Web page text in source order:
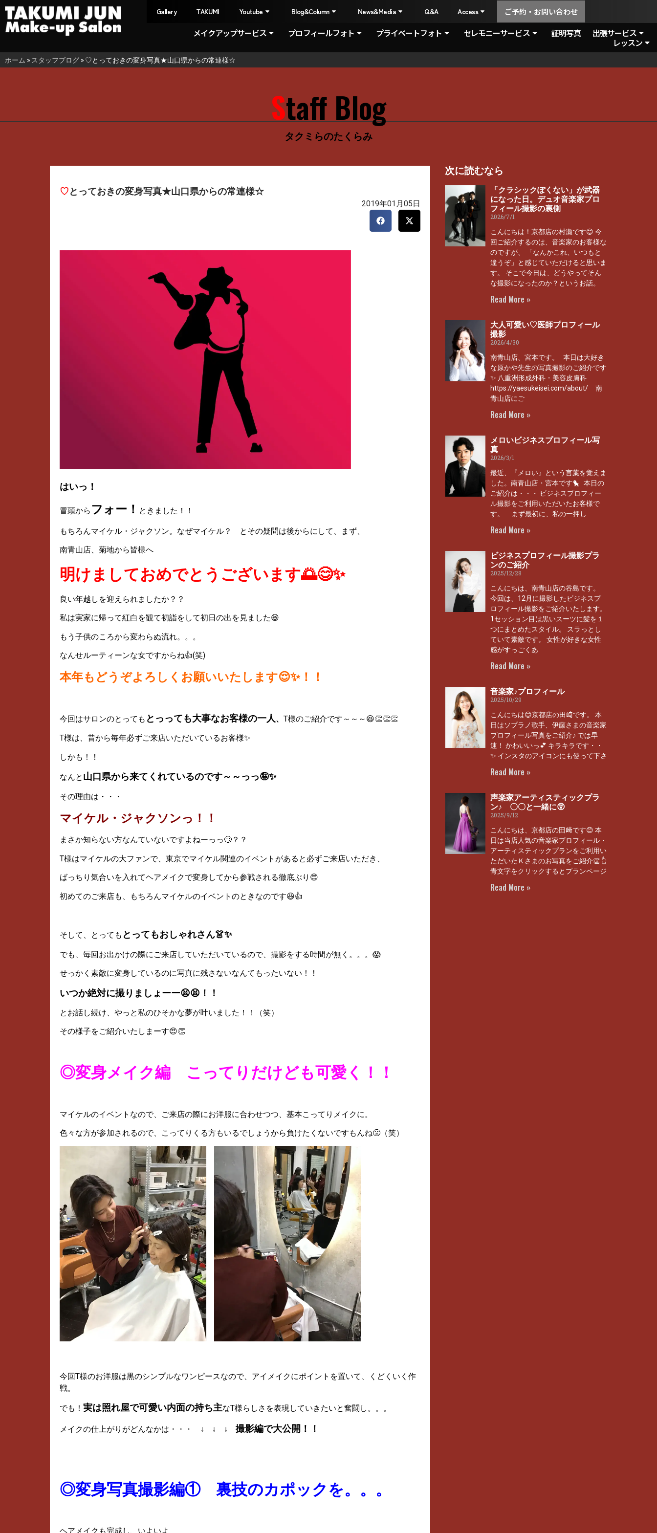
Gallery TAKUMI Youtube Blog&Column News&Media Q&A Access ご予約・お問い合わせ
メイクアップサービス プロフィールフォト プライベートフォト セレモニーサービス 証明写真
出張サービス
レッスン
ホーム » スタッフブログ » ♡とっておきの変身写真★山口県からの常連様☆
Staff Blog
タクミらのたくらみ
♡とっておきの変身写真★山口県からの常連様☆
2019年01月05日
はいっ！
冒頭から フォー！ ときました！！
もちろんマイケル・ジャクソン。なぜマイケル？ とその疑問は後からにして、まず、
南青山店、菊地から皆様へ
明けましておめでとうございます🌅😊✨
良い年越しを迎えられましたか？？
私は実家に帰って紅白を観て初詣をして初日の出を見ました😆
もう子供のころから変わらぬ流れ。。。
なんせルーティーンな女ですからね👍(笑)
本年もどうぞよろしくお願いいたします😌✨！！
今回はサロンのとっても とっっても大事なお客様の一人、 T様のご紹介です～～～😆👏👏👏
T様は、昔から毎年必ずご来店いただいているお客様✨
しかも！！
なんと 山口県から来てくれているのです～～っっ🤪✨
その理由は・・・
マイケル・ジャクソンっ！！
まさか知らない方なんていないですよねーっっ🙄？？
T様はマイケルの大ファンで、東京でマイケル関連のイベントがあると必ずご来店いただき、
ばっちり気合いを入れてヘアメイクで変身してから参戦される徹底ぶり😍
初めてのご来店も、もちろんマイケルのイベントのときなのです😆👍
そして、とっても とってもおしゃれさん👗✨
でも、毎回お出かけの際にご来店していただいているので、撮影をする時間が無く。。。😱
せっかく素敵に変身しているのに写真に残さないなんてもったいない！！
いつか絶対に撮りましょーー😫😫！！
とお話し続け、やっと私のひそかな夢が叶いました！！（笑）
その様子をご紹介いたしまーす😍👏
◎変身メイク編 こってりだけども可愛く！！
マイケルのイベントなので、ご来店の際にお洋服に合わせつつ、基本こってりメイクに。
色々な方が参加されるので、こってりくる方もいるでしょうから負けたくないですもんね😤（笑）
今回T様のお洋服は黒のシンプルなワンピースなので、アイメイクにポイントを置いて、くどくいく作
戦。
でも！ 実は照れ屋で可愛い内面の持ち主なT様らしさを表現していきたいと奮闘し。。。
メイクの仕上がりがどんなかは・・・ ↓ ↓ ↓ 撮影編で大公開！！
◎変身写真撮影編① 裏技のカポックを。。。
ヘアメイクも完成し、いよいよ
次に読むなら
「クラシックぽくない」が武器
になった日。デュオ音楽家プロ
フィール撮影の裏側
2026/7/1
こんにちは！京都店の村瀬です😊 今
回ご紹介するのは、音楽家のお客様な
のですが、 「なんかこれ、いつもと
違うぞ」と感じていただけると思いま
す。 そこで今日は、どうやってそん
な撮影になったのか？というお話。
Read More »
大人可愛い♡医師プロフィール
撮影
2026/4/30
南青山店、宮本です。 本日は大好き
な原かや先生の写真撮影のご紹介です
✨ 八重洲形成外科・美容皮膚科
https://yaesukeisei.com/about/ 南
青山店にご
Read More »
メロいビジネスプロフィール写
真
2026/3/1
最近、『メロい』という言葉を覚えま
した。南青山店・宮本です🐤 本日の
ご紹介は・・・ ビジネスプロフィー
ル撮影をご利用いただいたお客様で
す。 まず最初に、私の一押し
Read More »
ビジネスプロフィール撮影プラ
ンのご紹介
2025/12/28
こんにちは、南青山店の谷島です。
今回は、12月に撮影したビジネスプ
ロフィール撮影をご紹介いたします。
1セッション目は黒いスーツに髪を１
つにまとめたスタイル。 スラっとし
ていて素敵です。 女性が好きな女性
感がすっごくあ
Read More »
音楽家♪プロフィール
2025/10/29
こんにちは😊京都店の田﨑です。 本
日はソプラノ歌手、伊藤さまの音楽家
プロフィール写真をご紹介♪ では早
速！ かわいいっ💕 キラキラです・・
✨ インスタのアイコンにも使って下さ
Read More »
声楽家アーティスティックプラ
ン♪ 〇〇と一緒に😲
2025/9/12
こんにちは、京都店の田﨑です😊 本
日は当店人気の音楽家プロフィール・
アーティスティックプランをご利用い
ただいたＫさまのお写真をご紹介👏 👆
青文字をクリックするとプランページ
Read More »